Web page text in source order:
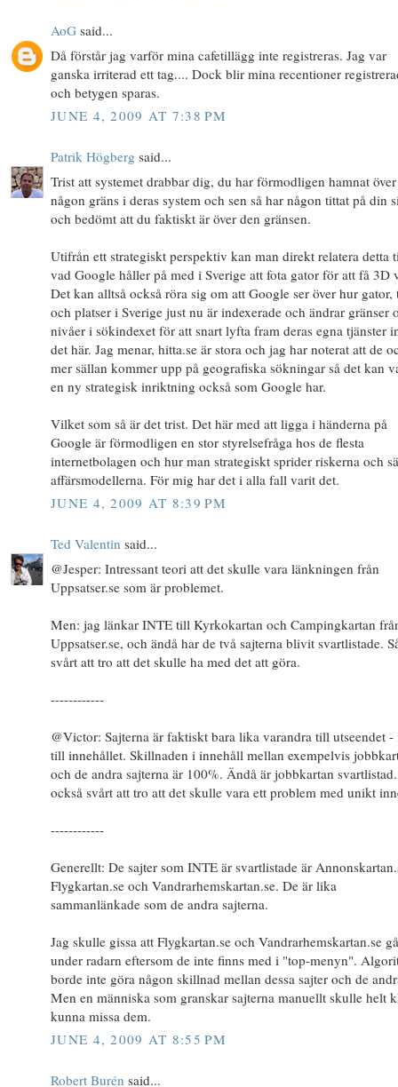
AoG said...
Då förstår jag varför mina cafetillägg inte registreras. Jag var
ganska irriterad ett tag.... Dock blir mina recentioner
och betygen sparas.
JUNE 4, 2009 AT 7:38 PM
Patrik Högberg said...
Trist att systemet drabbar dig, du har förmodligen hamnat över
någon gräns i deras system och sen så har någon tittat på din
och bedömt att du faktiskt är över den gränsen.
Utifrån ett strategiskt perspektiv kan man direkt relatera detta
vad Google håller på med i Sverige att fota gator för att få 3D
Det kan alltså också röra sig om att Google ser över hur gator,
och platser i Sverige just nu är indexerade och ändrar gränser
nivåer i sökindexet för att snart lyfta fram deras egna tjänster
det här. Jag menar, hitta.se är stora och jag har noterat att de
mer sällan kommer upp på geografiska sökningar så det kan
en ny strategisk inriktning också som Google har.
Vilket som så är det trist. Det här med att ligga i händerna på
Google är förmodligen en stor styrelsefråga hos de flesta
internetbolagen och hur man strategiskt sprider riskerna och
affärsmodellerna. För mig har det i alla fall varit det.
JUNE 4, 2009 AT 8:39 PM
Ted Valentin said...
@Jesper: Intressant teori att det skulle vara länkningen från
Uppsatser.se som är problemet.
Men: jag länkar INTE till Kyrkokartan och Campingkartan
Uppsatser.se, och ändå har de två sajterna blivit svartlistade.
svårt att tro att det skulle ha med det att göra.
------------
@Victor: Sajterna är faktiskt bara lika varandra till utseendet -
till innehållet. Skillnaden i innehåll mellan exempelvis
och de andra sajterna är 100%. Ändå är jobbkartan
också svårt att tro att det skulle vara ett problem med unikt
------------
Generellt: De sajter som INTE är svartlistade är
Flygkartan.se och Vandrarhemskartan.se. De är lika
sammanlänkade som de andra sajterna.
Jag skulle gissa att Flygkartan.se och Vandrarhemskartan.se
under radarn eftersom de inte finns med i "top-menyn".
borde inte göra någon skillnad mellan dessa sajter och de
Men en människa som granskar sajterna manuellt skulle helt
kunna missa dem.
JUNE 4, 2009 AT 8:55 PM
Robert Burén said...